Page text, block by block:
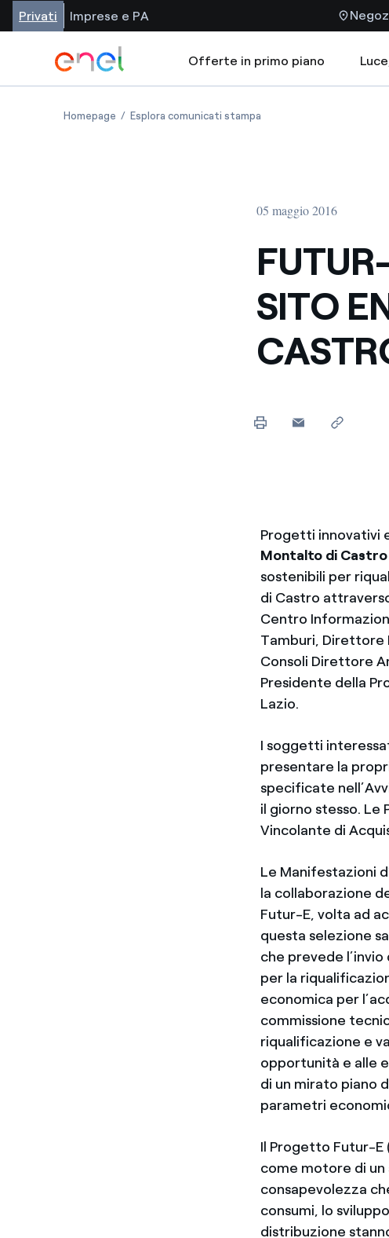
Privati Imprese e PA
Offerte in primo piano
Homepage Esplora comunicati stampa
05 maggio 2016
SITO
Progetti innovativi
Montalto di Castro
sostenibili per
di Castro
Centro
Tamburi, Direttore
Consoli Direttore
Presidente della
Lazio.
I soggetti
presentare la
specificate
il giorno stesso.
Vincolante di
Le Manifestazioni
la collaborazione
Futur-E, volta ad
questa selezione
che prevede
per la
economica per
commissione
riqualificazione e
opportunità e alle
di un mirato piano
parametri
Il Progetto Futur-E
come motore di
consapevolezza
consumi, lo
distribuzione